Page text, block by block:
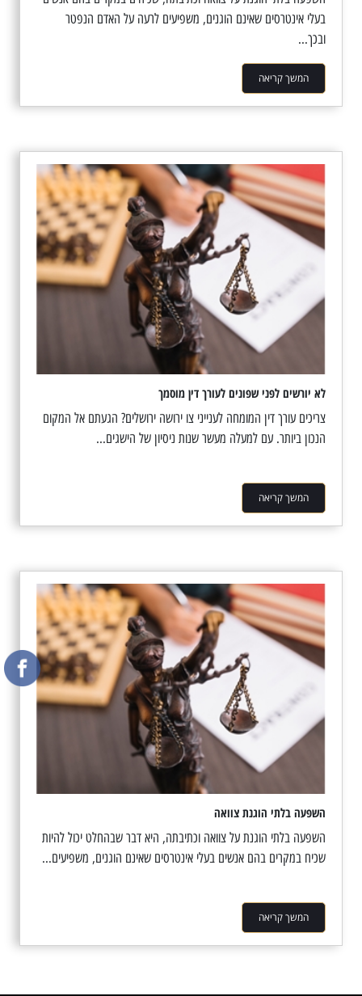
בעלי אינטרסים שאינם הוגנים, משפיעים לרעה על האדם הנפטר
ובכך...
המשך קריאה
לא יורשים לפני שפונים לעורך דין מוסמך
צריכים עורך דין המומחה לענייני צו ירושה ירושלים? הגעתם אל המקום
הנכון ביותר. עם למעלה מעשר שנות ניסיון של הישגים...
המשך קריאה
השפעה בלתי הוגנת צוואה
השפעה בלתי הוגנת על צוואה וכתיבתה, היא דבר שבהחלט יכול להיות
שכיח במקרים בהם אנשים בעלי אינטרסים שאינם הוגנים, משפיעים...
המשך קריאה